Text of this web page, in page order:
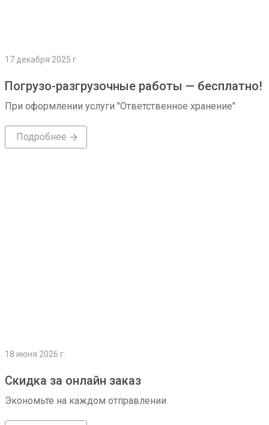
17 декабря 2025 г.
Погрузо-разгрузочные работы — бесплатно!
При оформлении услуги "Ответственное хранение"
Подробнее
18 июня 2026 г.
Скидка за онлайн заказ
Экономьте на каждом отправлении